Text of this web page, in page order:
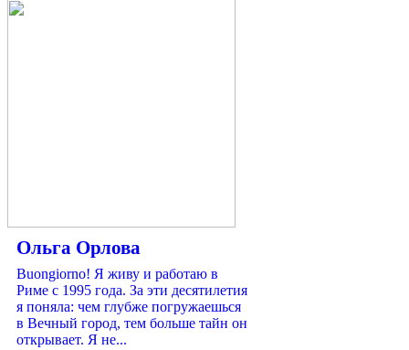
Ольга Орлова
Buongiorno! Я живу и работаю в
Риме с 1995 года. За эти десятилетия
я поняла: чем глубже погружаешься
в Вечный город, тем больше тайн он
открывает. Я не...